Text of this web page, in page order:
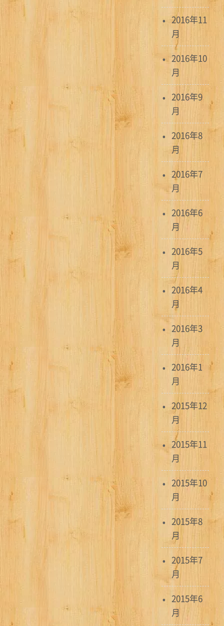
2016年11
月
2016年10
月
2016年9
月
2016年8
月
2016年7
月
2016年6
月
2016年5
月
2016年4
月
2016年3
月
2016年1
月
2015年12
月
2015年11
月
2015年10
月
2015年8
月
2015年7
月
2015年6
月